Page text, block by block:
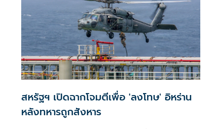
สหรัฐฯ เปิดฉากโจมตีเพื่อ 'ลงโทษ' อิหร่าน
หลังทหารถูกสังหาร